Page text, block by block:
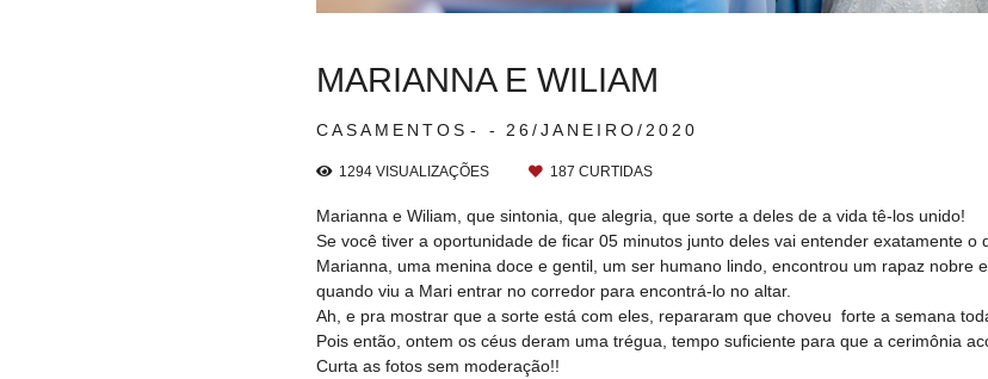
CASAMENTOS 26/JANEIRO/2020
MARIANNA E WILIAM
1294 VISUALIZAÇÕES 187 CURTIDAS
Marianna e Wiliam, que sintonia, que alegria, que sorte a deles de a vida tê-los unido!
Se você tiver a oportunidade de ficar 05 minutos junto deles vai entender exatamente o
Marianna, uma menina doce e gentil, um ser humano lindo, encontrou um rapaz
quando viu a Mari entrar no corredor para encontrá-lo no altar.
Ah, e pra mostrar que a sorte está com eles, repararam que choveu forte a semana
Pois então, ontem os céus deram uma trégua, tempo suficiente para que a cerimônia
Curta as fotos sem moderação!!